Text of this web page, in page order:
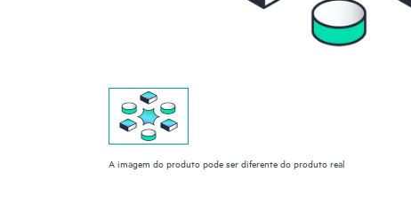
A imagem do produto pode ser diferente do produto real